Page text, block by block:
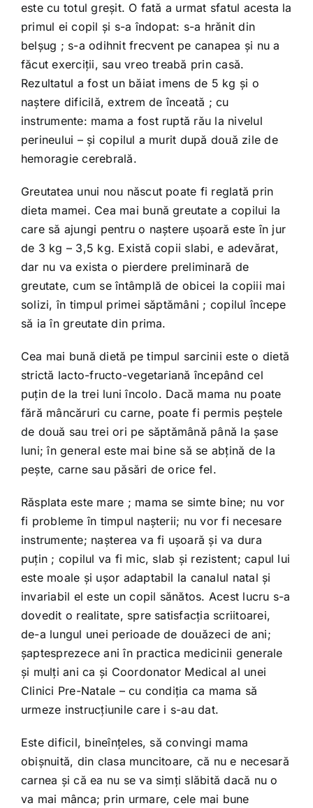
este cu totul greşit. O fată a urmat sfatul acesta la
primul ei copil şi s-a îndopat: s-a hrănit din
belşug ; s-a odihnit frecvent pe canapea şi nu a
făcut exerciţii, sau vreo treabă prin casă.
Rezultatul a fost un băiat imens de 5 kg şi o
naştere dificilă, extrem de înceată ; cu
instrumente: mama a fost ruptă rău la nivelul
perineului – şi copilul a murit după două zile de
hemoragie cerebrală.
Greutatea unui nou născut poate fi reglată prin
dieta mamei. Cea mai bună greutate a copilui la
care să ajungi pentru o naştere uşoară este în jur
de 3 kg – 3,5 kg. Există copii slabi, e adevărat,
dar nu va exista o pierdere preliminară de
greutate, cum se întâmplă de obicei la copiii mai
solizi, în timpul primei săptămâni ; copilul începe
să ia în greutate din prima.
Cea mai bună dietă pe timpul sarcinii este o dietă
strictă lacto-fructo-vegetariană începând cel
puţin de la trei luni încolo. Dacă mama nu poate
fără mâncăruri cu carne, poate fi permis peştele
de două sau trei ori pe săptămână până la şase
luni; în general este mai bine să se abţină de la
peşte, carne sau păsări de orice fel.
Răsplata este mare ; mama se simte bine; nu vor
fi probleme în timpul naşterii; nu vor fi necesare
instrumente; naşterea va fi uşoară şi va dura
puţin ; copilul va fi mic, slab şi rezistent; capul lui
este moale şi uşor adaptabil la canalul natal şi
invariabil el este un copil sănătos. Acest lucru s-a
dovedit o realitate, spre satisfacţia scriitoarei,
de-a lungul unei perioade de douăzeci de ani;
şaptesprezece ani în practica medicinii generale
şi mulţi ani ca şi Coordonator Medical al unei
Clinici Pre-Natale – cu condiţia ca mama să
urmeze instrucţiunile care i s-au dat.
Este dificil, bineînţeles, să convingi mama
obişnuită, din clasa muncitoare, că nu e necesară
carnea şi că ea nu se va simţi slăbită dacă nu o
va mai mânca; prin urmare, cele mai bune